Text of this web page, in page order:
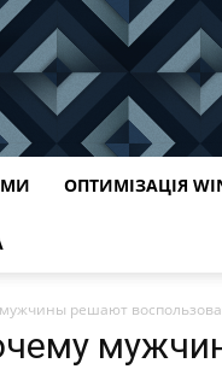
ОПТИМІЗАЦІЯ
решают